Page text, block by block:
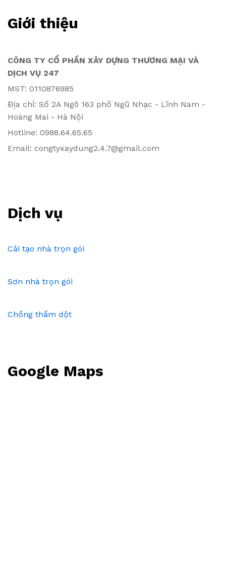
Giới thiệu
CÔNG TY CỔ PHẦN XÂY DỰNG THƯƠNG MẠI VÀ
DỊCH VỤ 247
MST: 0110876985
Địa chỉ: Số 2A Ngõ 163 phố Ngũ Nhạc - Lĩnh Nam -
Hoàng Mai - Hà Nội
Hotline: 0988.64.65.65
Email: congtyxaydung2.4.7@gmail.com
Dịch vụ
Cải tạo nhà trọn gói
Sơn nhà trọn gói
Chống thấm dột
Google Maps